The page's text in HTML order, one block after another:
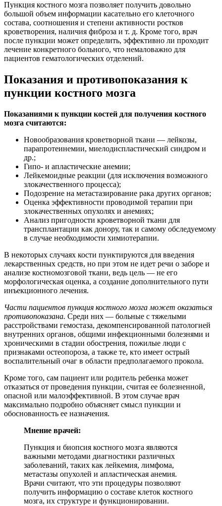
Пункция костного мозга позволяет получить довольно
большой объем информации касательно его клеточного
состава, соотношения и степени активности ростков
кроветворения, наличия фиброза и т. д. Кроме того, врач
после пункции может определить, эффективно ли проходит
лечение конкретного больного, что немаловажно для
пациентов гематологических отделений.
Показания и противопоказания к
пункции костного мозга
Показаниями к пункции костей для получения костного
мозга считаются:
Новообразования кроветворной ткани — лейкозы,
парапротеинемии, миелодиспластический синдром и
др.;
Гипо- и апластические анемии;
Лейкемоидные реакции (для исключения возможного
злокачественного процесса);
Подозрение на метастазирование рака других органов;
Оценка эффективности проводимой терапии при
злокачественных опухолях и анемиях;
Анализ пригодности кроветворной ткани для
трансплантации как донору, так и самому обследуемому
в случае необходимости химиотерапии.
В некоторых случаях кости пунктируются для введения
лекарственных средств, но при этом не идет речи о заборе и
анализе костномозговой ткани, ведь цель — не его
морфологическая оценка, а создание дополнительного пути
инъекционного лечения.
Части пациентов пункция костного мозга может оказаться
противопоказана. Среди них — больные с тяжелыми
расстройствами гемостаза, декомпенсированной патологией
внутренних органов, общими инфекционными болезнями и
хроническими в стадии обострения, пожилые люди с
признаками остеопороза, а также те, кто имеет острый
воспалительный очаг в области предполагаемого прокола.
Кроме того, сам пациент или родитель ребенка может
отказаться от проведения пункции, считая ее болезненной,
опасной или малоэффективной. В этом случае врач
максимально подробно объясняет смысл пункции и
обоснованность ее назначения.
Мнение врачей:
Пункция и биопсия костного мозга являются
важными методами диагностики различных
заболеваний, таких как лейкемия, лимфома,
метастазы опухолей и апластическая анемия.
Врачи считают, что эти процедуры позволяют
получить информацию о составе клеток костного
мозга, их структуре и функционировании.